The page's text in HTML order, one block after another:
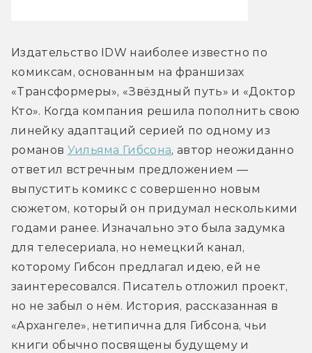
Издательство IDW наиболее известно по
комиксам, основанным на франшизах
«Трансформеры», «Звёздный путь» и «Доктор
Кто». Когда компания решила пополнить свою
линейку адаптаций серией по одному из
романов Уильяма Гибсона, автор неожиданно
ответил встречным предложением —
выпустить комикс с совершенно новым
сюжетом, который он придумал несколькими
годами ранее. Изначально это была задумка
для телесериала, но немецкий канал,
которому Гибсон предлагал идею, ей не
заинтересовался. Писатель отложил проект,
но не забыл о нём. История, рассказанная в
«Архангеле», нетипична для Гибсона, чьи
книги обычно посвящены будущему и